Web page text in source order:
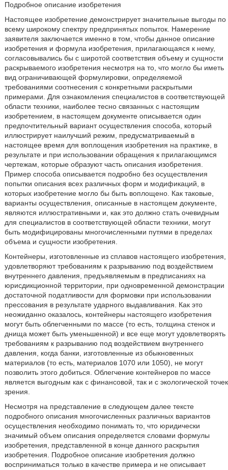
Подробное описание изобретения
Настоящее изобретение демонстрирует значительные выгоды по
всему широкому спектру предпринятых попыток. Намерение
заявителя заключается именно в том, чтобы данное описание
изобретения и формула изобретения, прилагающаяся к нему,
согласовывались бы с широтой соответствия объему и сущности
раскрываемого изобретения несмотря на то, что могло бы иметь
вид ограничивающей формулировки, определяемой
требованиями соотнесения с конкретными раскрытыми
примерами. Для ознакомления специалистов в соответствующей
области техники, наиболее тесно связанных с настоящим
изобретением, в настоящем документе описывается один
предпочтительный вариант осуществления способа, который
иллюстрирует наилучший режим, предусматриваемый в
настоящее время для воплощения изобретения на практике, в
результате и при использовании обращения к прилагающимся
чертежам, которые образуют часть описания изобретения.
Пример способа описывается подробно без осуществления
попытки описания всех различных форм и модификаций, в
которых изобретение могло бы быть воплощено. Как таковые,
варианты осуществления, описанные в настоящем документе,
являются иллюстративными и, как это должно стать очевидным
для специалистов в соответствующей области техники, могут
быть модифицированы многочисленными путями в пределах
объема и сущности изобретения.
Контейнеры, изготовленные из сплавов настоящего изобретения,
удовлетворяют требованиям к разрыванию под воздействием
внутреннего давления, предъявляемым в предписаниях на
юрисдикционной территории, при одновременной демонстрации
достаточной податливости для формовки при использовании
прессования в результате ударного выдавливания. Как это
неожиданно оказалось, контейнеры настоящего изобретения
могут быть облегченными по массе (то есть, толщина стенок и
днища может быть уменьшенной) и все еще могут удовлетворять
требованиям к разрыванию под воздействием внутреннего
давления, когда банки, изготовленные из обыкновенных
материалов (то есть, материалов 1070 или 1050), не могут
позволить этого добиться. Облегчение контейнеров по массе
является выгодным как с финансовой, так и с экологической точек
зрения.
Несмотря на представление в следующем далее тексте
подробного описания многочисленных различных вариантов
осуществления необходимо понимать то, что юридически
значимый объем описания определяется словами формулы
изобретения, представленной в конце данного раскрытия
изобретения. Подробное описание изобретения должно
восприниматься только в качестве примера и не описывает